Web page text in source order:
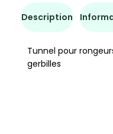
Description
Tunnel pour
gerbilles